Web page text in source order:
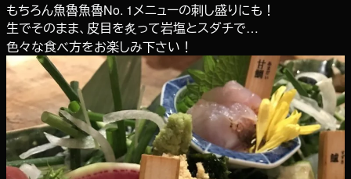
もちろん魚魯魚魯No. 1メニューの刺し盛りにも！
生でそのまま、皮目を炙って岩塩とスダチで…
色々な食べ方をお楽しみ下さい！